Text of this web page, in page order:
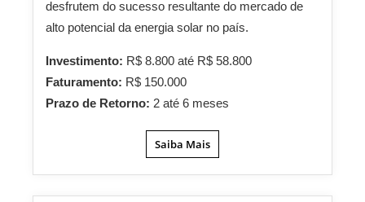
desfrutem do sucesso resultante do mercado de
alto potencial da energia solar no país.
Investimento: R$ 8.800 até R$ 58.800
Faturamento: R$ 150.000
Prazo de Retorno: 2 até 6 meses
Saiba Mais